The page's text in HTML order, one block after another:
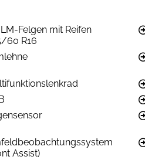
Felgen mit Reifen
60 R16
Assist)